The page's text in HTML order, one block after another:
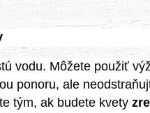
vodu. Môžete použiť
ponoru, ale
tým, ak budete kvety